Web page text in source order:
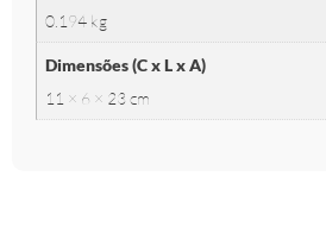
0.194 kg
Dimensões (C x L x A)
11 × 6 × 23 cm